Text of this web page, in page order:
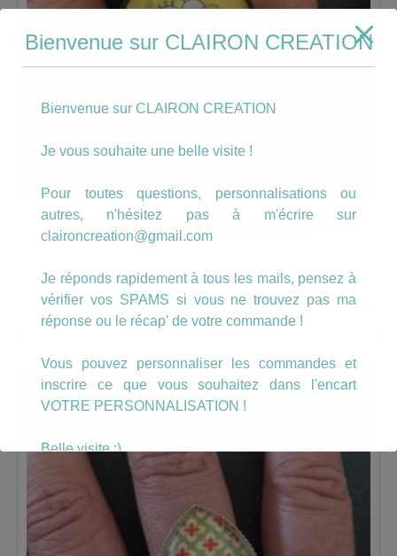
Bague Ronde Bob L’éponge
6.00€
Bienvenue sur CLAIRON CREATION
Bienvenue sur CLAIRON CREATION
Je vous souhaite une belle visite !
Pour toutes questions, personnalisations ou
autres, n'hésitez pas à m'écrire sur
claironcreation@gmail.com
Je réponds rapidement à tous les mails, pensez à
vérifier vos SPAMS si vous ne trouvez pas ma
réponse ou le récap' de votre commande !
Vous pouvez personnaliser les commandes et
inscrire ce que vous souhaitez dans l'encart
VOTRE PERSONNALISATION !
Belle visite :)